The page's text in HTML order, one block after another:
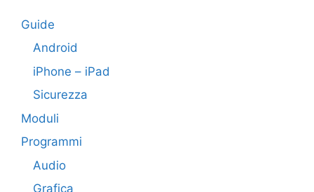
Guide
Android
iPhone – iPad
Sicurezza
Moduli
Programmi
Audio
Grafica